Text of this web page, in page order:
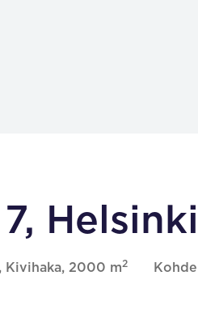
Helsinki
Kivihaka, 2000 m2